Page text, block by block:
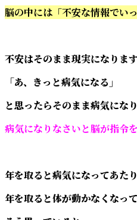
脳の中には「不安な情報でいっ
不安はそのまま現実になります
「あ、きっと病気になる」
と思ったらそのまま病気になり
病気になりなさいと脳が指令
年を取ると病気になってあた
年を取ると体が動かなくなっ